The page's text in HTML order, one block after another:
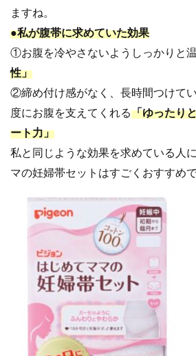
ますね。
●私が腹帯に求めていた効果
①お腹を冷やさないようしっかりと
性」
②締め付け感がなく、長時間つけて
度にお腹を支えてくれる「ゆったり
ート力」
私と同じような効果を求めている人に
マの妊婦帯セットはすごくおすすめで